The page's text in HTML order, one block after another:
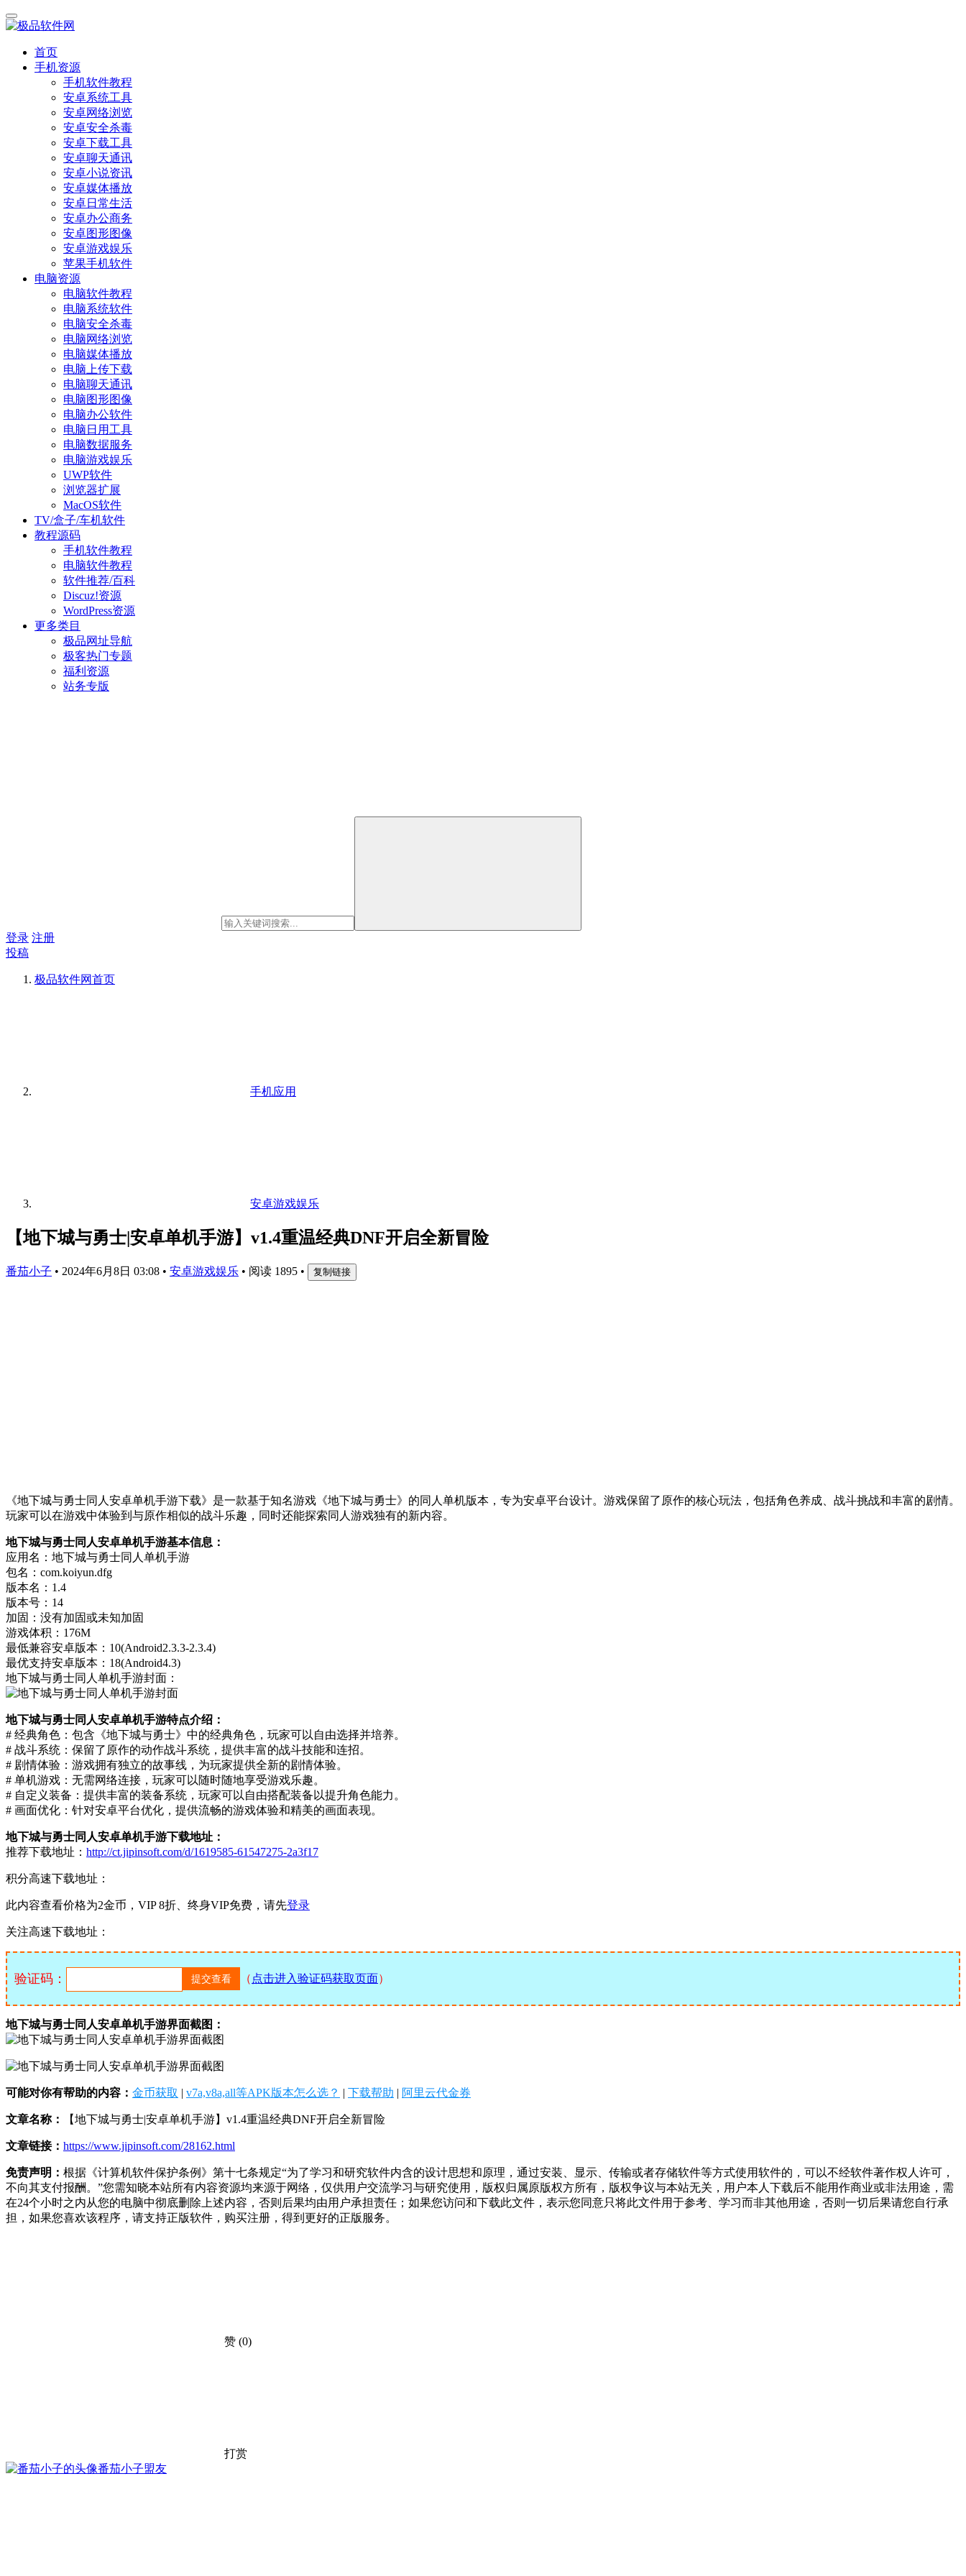
首页
手机资源
手机软件教程
安卓系统工具
安卓网络浏览
安卓安全杀毒
安卓下载工具
安卓聊天通讯
安卓小说资讯
安卓媒体播放
安卓日常生活
安卓办公商务
安卓图形图像
安卓游戏娱乐
苹果手机软件
电脑资源
电脑软件教程
电脑系统软件
电脑安全杀毒
电脑网络浏览
电脑媒体播放
电脑上传下载
电脑聊天通讯
电脑图形图像
电脑办公软件
电脑日用工具
电脑数据服务
电脑游戏娱乐
UWP软件
浏览器扩展
MacOS软件
TV/盒子/车机软件
教程源码
手机软件教程
电脑软件教程
软件推荐/百科
Discuz!资源
WordPress资源
更多类目
极品网址导航
极客热门专题
福利资源
站务专版
登录 注册
投稿
极品软件网首页
手机应用
安卓游戏娱乐
【地下城与勇士|安卓单机手游】v1.4重温经典DNF开启全新冒险
番茄小子 • 2024年6月8日 03:08 • 安卓游戏娱乐 • 阅读 1895 • 复制链接
《地下城与勇士同人安卓单机手游下载》是一款基于知名游戏《地下城与勇士》的同人单机版本，专为安卓平台设计。游戏保留了原作的核心玩法，包括角色养成、战斗挑战和丰富的剧情。
玩家可以在游戏中体验到与原作相似的战斗乐趣，同时还能探索同人游戏独有的新内容。
地下城与勇士同人安卓单机手游基本信息：
应用名：地下城与勇士同人单机手游
包名：com.koiyun.dfg
版本名：1.4
版本号：14
加固：没有加固或未知加固
游戏体积：176M
最低兼容安卓版本：10(Android2.3.3-2.3.4)
最优支持安卓版本：18(Android4.3)
地下城与勇士同人单机手游封面：
地下城与勇士同人安卓单机手游特点介绍：
# 经典角色：包含《地下城与勇士》中的经典角色，玩家可以自由选择并培养。
# 战斗系统：保留了原作的动作战斗系统，提供丰富的战斗技能和连招。
# 剧情体验：游戏拥有独立的故事线，为玩家提供全新的剧情体验。
# 单机游戏：无需网络连接，玩家可以随时随地享受游戏乐趣。
# 自定义装备：提供丰富的装备系统，玩家可以自由搭配装备以提升角色能力。
# 画面优化：针对安卓平台优化，提供流畅的游戏体验和精美的画面表现。
地下城与勇士同人安卓单机手游下载地址：
推荐下载地址： http://ct.jipinsoft.com/d/1619585-61547275-2a3f17
积分高速下载地址：
此内容查看价格为2金币，VIP 8折、终身VIP免费，请先登录
关注高速下载地址：
验证码： （ 点击进入验证码获取页面）
地下城与勇士同人安卓单机手游界面截图：
可能对你有帮助的内容： 金币获取 | v7a,v8a,all等APK版本怎么选？ | 下载帮助 | 阿里云代金券
文章名称： 【地下城与勇士|安卓单机手游】v1.4重温经典DNF开启全新冒险
文章链接： https://www.jipinsoft.com/28162.html
免责声明： 根据《计算机软件保护条例》第十七条规定“为了学习和研究软件内含的设计思想和原理，通过安装、显示、传输或者存储软件等方式使用软件的，可以不经软件著作权人许可，
不向其支付报酬。”您需知晓本站所有内容资源均来源于网络，仅供用户交流学习与研究使用，版权归属原版权方所有，版权争议与本站无关，用户本人下载后不能用作商业或非法用途，需
在24个小时之内从您的电脑中彻底删除上述内容，否则后果均由用户承担责任；如果您访问和下载此文件，表示您同意只将此文件用于参考、学习而非其他用途，否则一切后果请您自行承
担，如果您喜欢该程序，请支持正版软件，购买注册，得到更好的正版服务。
赞 (0)
打赏
番茄小子盟友